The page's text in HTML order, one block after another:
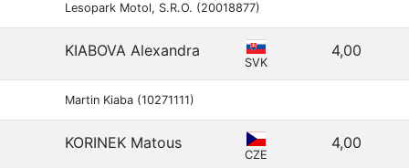
Lesopark Motol, S.R.O. (20018877)
KIABOVA Alexandra
SVK
4,00
Martin Kiaba (10271111)
KORINEK Matous
CZE
4,00